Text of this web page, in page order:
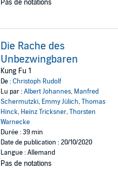
Pas de notations
Die Rache des
Unbezwingbaren
Kung Fu 1
De :Christoph Rudolf
Lu par :Albert Johannes, Manfred
Schermutzki, Emmy Jülich,Thomas
Hinck, Heinz Tricksner,Thorsten
Warnecke
Durée : 39 min
Date de publication : 20/10/2020
Langue : Allemand
Pas de notations